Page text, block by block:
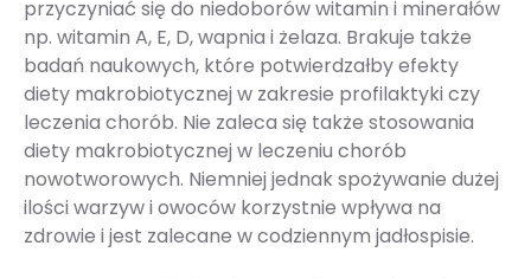
przyczyniać się do niedoborów witamin i minerałów
np. witamin A, E, D, wapnia i żelaza. Brakuje także
badań naukowych, które potwierdzałby efekty
diety makrobiotycznej w zakresie profilaktyki czy
leczenia chorób. Nie zaleca się także stosowania
diety makrobiotycznej w leczeniu chorób
nowotworowych. Niemniej jednak spożywanie dużej
ilości warzyw i owoców korzystnie wpływa na
zdrowie i jest zalecane w codziennym jadłospisie.